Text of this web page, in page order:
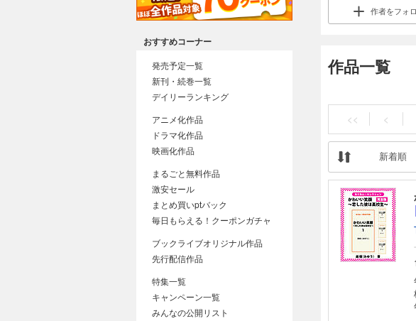
作者をフォ
作品一覧
<< <
新着順
-
おすすめコーナー
発売予定一覧
新刊・続巻一覧
デイリーランキング
アニメ化作品
ドラマ化作品
映画化作品
まるごと無料作品
激安セール
まとめ買いptバック
毎日もらえる！クーポンガチャ
ブックライブオリジナル作品
先行配信作品
特集一覧
キャンペーン一覧
みんなの公開リスト